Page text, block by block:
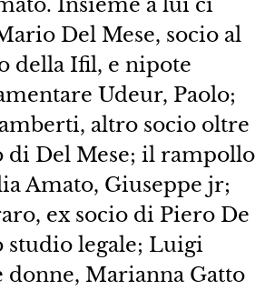
Del Mese, socio al
della Ifil, e nipote
Udeur, Paolo;
altro socio oltre
di Del Mese; il rampollo
Amato, Giuseppe jr;
ex socio di Piero De
studio legale; Luigi
donne, Marianna Gatto